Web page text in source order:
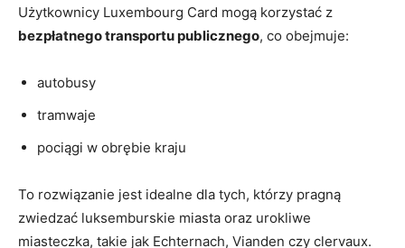
Użytkownicy ​Luxembourg Card mogą korzystać ‌z
bezpłatnego transportu ‍publicznego, ​co obejmuje:
autobusy
tramwaje
pociągi w obrębie kraju
To rozwiązanie‌ jest idealne dla tych, którzy pragną
zwiedzać luksemburskie miasta oraz urokliwe
miasteczka, takie​ jak Echternach, Vianden czy clervaux.